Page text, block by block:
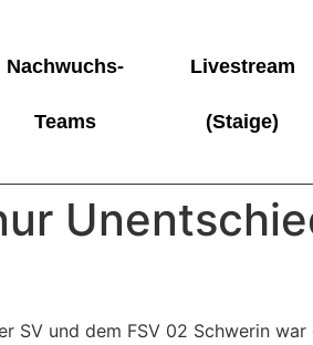
Nachwuchs-
Teams
Livestream
(Staige)
SV und dem FSV 02 Schwerin